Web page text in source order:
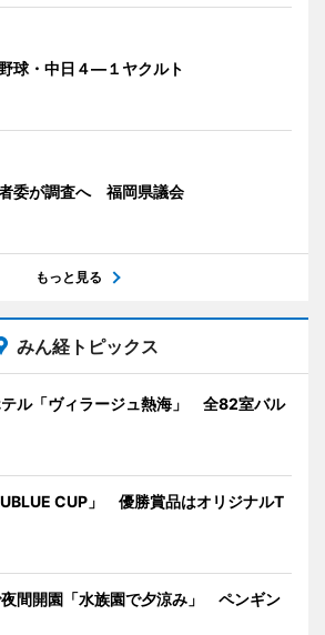
球・中日４―１ヤクルト
委が調査へ 福岡県議会
もっと見る
みん経トピックス
ル「ヴィラージュ熱海」 全82室バル
CUP」 優勝賞品はオリジナルT
間開園「水族園で夕涼み」 ペンギン